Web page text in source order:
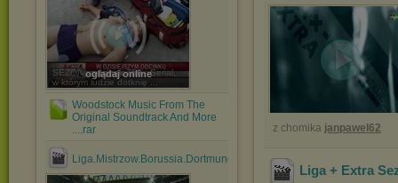
oglądaj online
SEZON : odcinek 758 Serial,
w którym ludzie dotknię ...
Woodstock Music From The
Original Soundtrack And More
....rar
Liga.Mistrzow.Borussia.Dortmund.vs.Real.Madryt.24.04.2....avi
z chomika janpawel62
Liga + Extra